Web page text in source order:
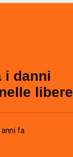
i danni
libere
fa